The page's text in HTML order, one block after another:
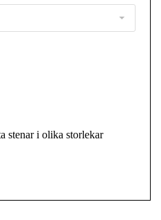
stenar i olika storlekar